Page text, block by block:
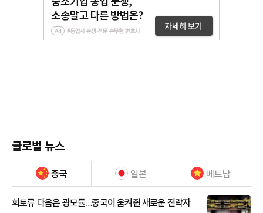
글로벌 뉴스
중국 일본 베트남
희토류 다음은 광모듈…중국이 움켜쥔 새로운 전략자